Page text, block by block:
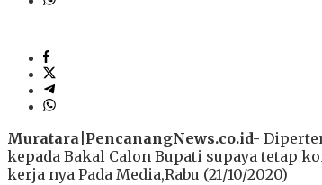
Muratara|PencanangNews.co.id-
kepada Bakal Calon Bupati supaya tetap
kerja nya Pada Media,Rabu (21/10/2020)